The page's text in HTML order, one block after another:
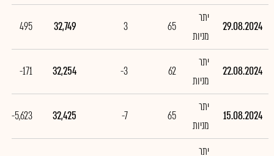
29.08.2024
יתר
מניות
65
3
32,749
495
22.08.2024
יתר
מניות
62
-3
32,254
-171
15.08.2024
יתר
מניות
65
-7
32,425
-5,623
יתר